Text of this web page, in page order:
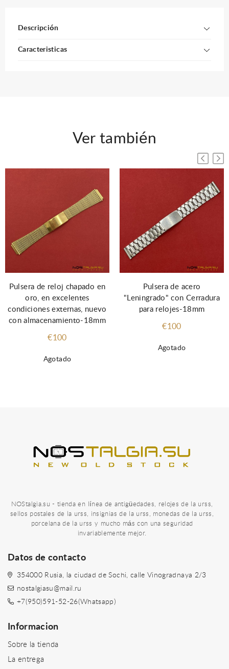
Descripción
Caracteristicas
Ver también
Agotado
Pulsera de reloj chapado en
oro, en excelentes
condiciones externas, nuevo
con almacenamiento-18mm
€100
Agotado
Pulsera de acero
"Leningrado" con Cerradura
para relojes-18mm
€100
NOStalgia.su - tienda en línea de antigüedades, relojes de la urss,
sellos postales de la urss, insignias de la urss, monedas de la urss,
porcelana de la urss y mucho más con una seguridad
invariablemente mejor.
Datos de contacto
354000 Rusia, la ciudad de Sochi, calle Vinogradnaya 2/3
nostalgiasu@mail.ru
+7(950)591-52-26(Whatsapp)
Informacion
Sobre la tienda
La entrega